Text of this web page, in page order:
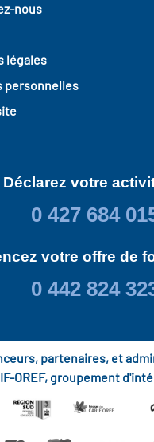
nous
légales
personnelles
Déclarez votre
0 427 684
votre offre de
0 442 824
partenaires, et
OREF, groupement